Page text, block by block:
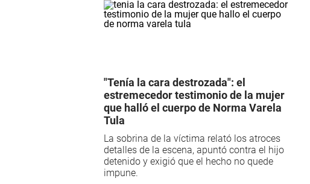
"Tenía la cara destrozada": el
estremecedor testimonio de la mujer
que halló el cuerpo de Norma Varela
Tula
La sobrina de la víctima relató los atroces
detalles de la escena, apuntó contra el hijo
detenido y exigió que el hecho no quede
impune.